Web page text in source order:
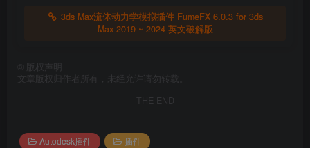
Spawn Gen 添加了 Pass 输入和输出引脚。
色。
为获取粒子组和获取属性节点添加了种子引脚。
更改了组过滤器节点，现在输出布尔值而不是粒子。
3ds Max流体动力学模拟插件 FumeFX 6.0.3 for 3ds
Max 2019 ~ 2024 英文破解版
版权声明
文章版权归作者所有，未经允许请勿转载。
THE END
Autodesk插件
插件